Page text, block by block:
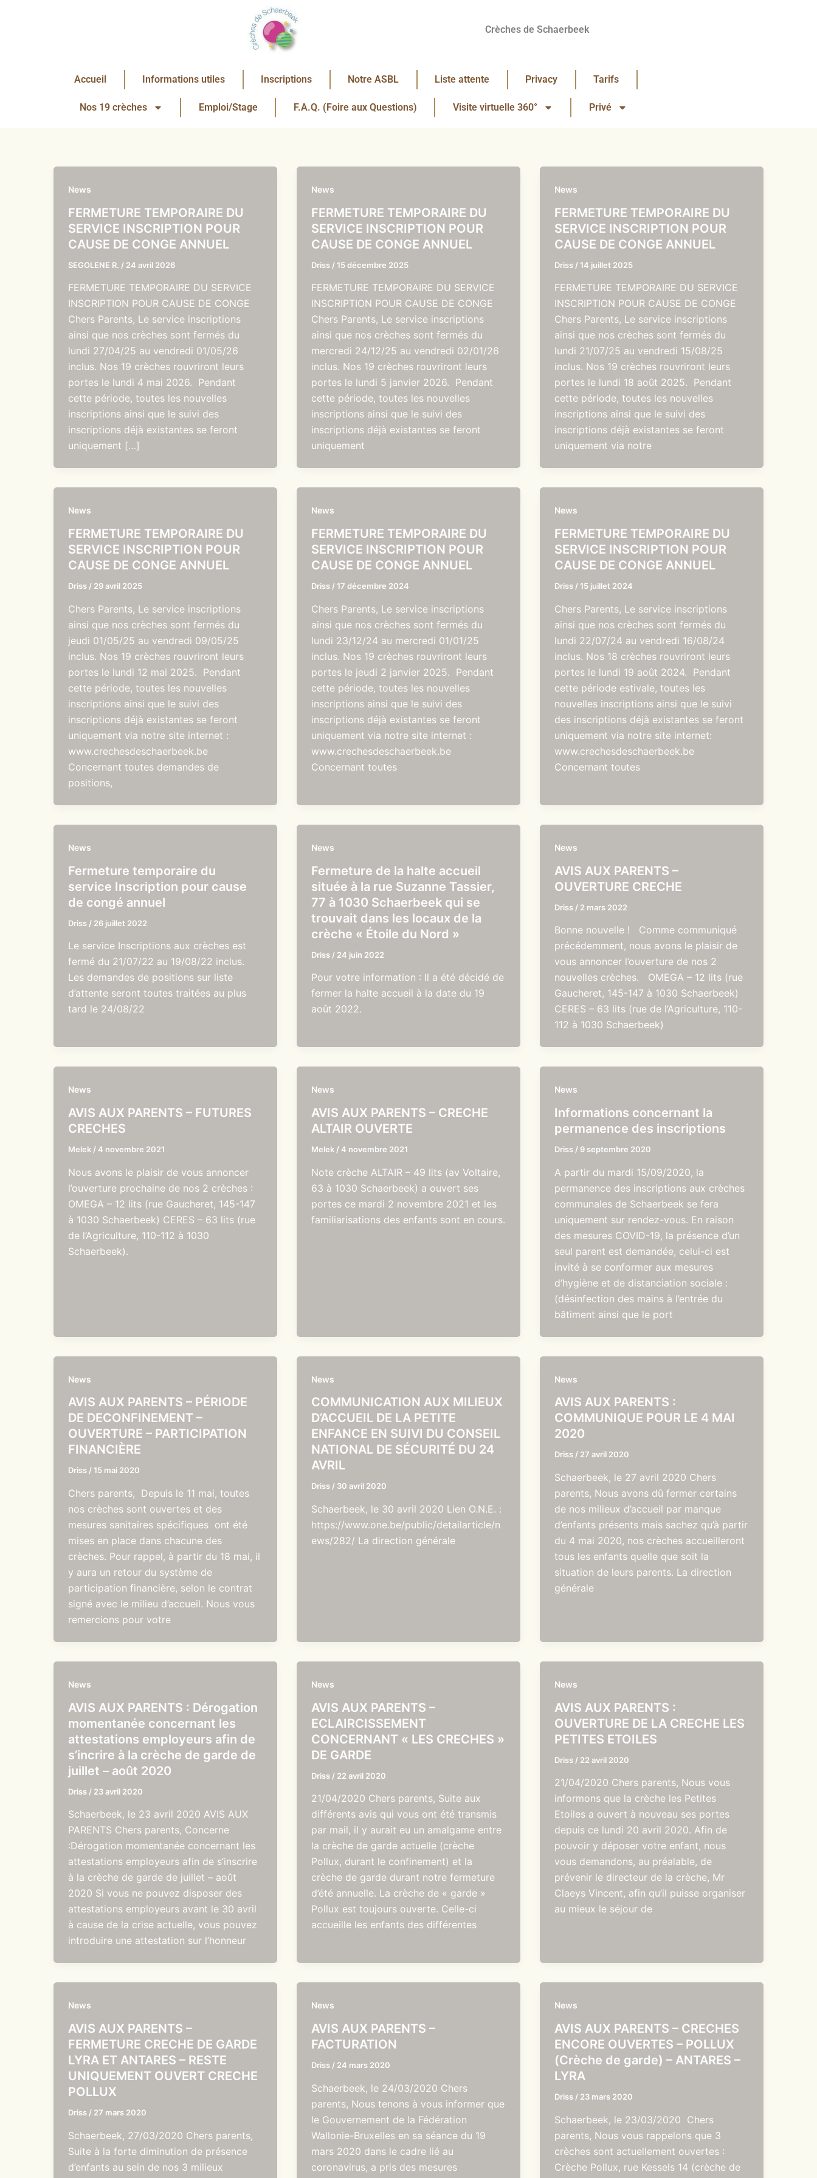
Crèches de Schaerbeek
Accueil Informations utiles Inscriptions Notre ASBL Liste attente Privacy Tarifs
Nos 19 crèches Emploi/Stage F.A.Q. (Foire aux Questions) Visite virtuelle 360° Privé
News
FERMETURE TEMPORAIRE DU
SERVICE INSCRIPTION POUR
CAUSE DE CONGE ANNUEL
SEGOLENE R. / 24 avril 2026
FERMETURE TEMPORAIRE DU SERVICE
INSCRIPTION POUR CAUSE DE CONGE
Chers Parents, Le service inscriptions
ainsi que nos crèches sont fermés du
lundi 27/04/25 au vendredi 01/05/26
inclus. Nos 19 crèches rouvriront leurs
portes le lundi 4 mai 2026. Pendant
cette période, toutes les nouvelles
inscriptions ainsi que le suivi des
inscriptions déjà existantes se feront
uniquement […]
News
FERMETURE TEMPORAIRE DU
SERVICE INSCRIPTION POUR
CAUSE DE CONGE ANNUEL
Driss / 15 décembre 2025
FERMETURE TEMPORAIRE DU SERVICE
INSCRIPTION POUR CAUSE DE CONGE
Chers Parents, Le service inscriptions
ainsi que nos crèches sont fermés du
mercredi 24/12/25 au vendredi 02/01/26
inclus. Nos 19 crèches rouvriront leurs
portes le lundi 5 janvier 2026. Pendant
cette période, toutes les nouvelles
inscriptions ainsi que le suivi des
inscriptions déjà existantes se feront
uniquement
News
FERMETURE TEMPORAIRE DU
SERVICE INSCRIPTION POUR
CAUSE DE CONGE ANNUEL
Driss / 14 juillet 2025
FERMETURE TEMPORAIRE DU SERVICE
INSCRIPTION POUR CAUSE DE CONGE
Chers Parents, Le service inscriptions
ainsi que nos crèches sont fermés du
lundi 21/07/25 au vendredi 15/08/25
inclus. Nos 19 crèches rouvriront leurs
portes le lundi 18 août 2025. Pendant
cette période, toutes les nouvelles
inscriptions ainsi que le suivi des
inscriptions déjà existantes se feront
uniquement via notre
News
FERMETURE TEMPORAIRE DU
SERVICE INSCRIPTION POUR
CAUSE DE CONGE ANNUEL
Driss / 29 avril 2025
Chers Parents, Le service inscriptions
ainsi que nos crèches sont fermés du
jeudi 01/05/25 au vendredi 09/05/25
inclus. Nos 19 crèches rouvriront leurs
portes le lundi 12 mai 2025. Pendant
cette période, toutes les nouvelles
inscriptions ainsi que le suivi des
inscriptions déjà existantes se feront
uniquement via notre site internet :
www.crechesdeschaerbeek.be
Concernant toutes demandes de
positions,
News
FERMETURE TEMPORAIRE DU
SERVICE INSCRIPTION POUR
CAUSE DE CONGE ANNUEL
Driss / 17 décembre 2024
Chers Parents, Le service inscriptions
ainsi que nos crèches sont fermés du
lundi 23/12/24 au mercredi 01/01/25
inclus. Nos 19 crèches rouvriront leurs
portes le jeudi 2 janvier 2025. Pendant
cette période, toutes les nouvelles
inscriptions ainsi que le suivi des
inscriptions déjà existantes se feront
uniquement via notre site internet :
www.crechesdeschaerbeek.be
Concernant toutes
News
FERMETURE TEMPORAIRE DU
SERVICE INSCRIPTION POUR
CAUSE DE CONGE ANNUEL
Driss / 15 juillet 2024
Chers Parents, Le service inscriptions
ainsi que nos crèches sont fermés du
lundi 22/07/24 au vendredi 16/08/24
inclus. Nos 18 crèches rouvriront leurs
portes le lundi 19 août 2024. Pendant
cette période estivale, toutes les
nouvelles inscriptions ainsi que le suivi
des inscriptions déjà existantes se feront
uniquement via notre site internet:
www.crechesdeschaerbeek.be
Concernant toutes
News
Fermeture temporaire du
service Inscription pour cause
de congé annuel
Driss / 26 juillet 2022
Le service Inscriptions aux crèches est
fermé du 21/07/22 au 19/08/22 inclus.
Les demandes de positions sur liste
d’attente seront toutes traitées au plus
tard le 24/08/22
News
Fermeture de la halte accueil
située à la rue Suzanne Tassier,
77 à 1030 Schaerbeek qui se
trouvait dans les locaux de la
crèche « Étoile du Nord »
Driss / 24 juin 2022
Pour votre information : Il a été décidé de
fermer la halte accueil à la date du 19
août 2022.
News
AVIS AUX PARENTS –
OUVERTURE CRECHE
Driss / 2 mars 2022
Bonne nouvelle ! Comme communiqué
précédemment, nous avons le plaisir de
vous annoncer l’ouverture de nos 2
nouvelles crèches. OMEGA – 12 lits (rue
Gaucheret, 145-147 à 1030 Schaerbeek)
CERES – 63 lits (rue de l’Agriculture, 110-
112 à 1030 Schaerbeek)
News
AVIS AUX PARENTS – FUTURES
CRECHES
Melek /4 novembre 2021
Nous avons le plaisir de vous annoncer
l’ouverture prochaine de nos 2 crèches :
OMEGA – 12 lits (rue Gaucheret, 145-147
à 1030 Schaerbeek) CERES – 63 lits (rue
de l’Agriculture, 110-112 à 1030
Schaerbeek).
News
AVIS AUX PARENTS – CRECHE
ALTAIR OUVERTE
Melek /4 novembre 2021
Note crèche ALTAIR – 49 lits (av Voltaire,
63 à 1030 Schaerbeek) a ouvert ses
portes ce mardi 2 novembre 2021 et les
familiarisations des enfants sont en cours.
News
Informations concernant la
permanence des inscriptions
Driss / 9 septembre 2020
A partir du mardi 15/09/2020, la
permanence des inscriptions aux crèches
communales de Schaerbeek se fera
uniquement sur rendez-vous. En raison
des mesures COVID-19, la présence d’un
seul parent est demandée, celui-ci est
invité à se conformer aux mesures
d’hygiène et de distanciation sociale :
(désinfection des mains à l’entrée du
bâtiment ainsi que le port
News
AVIS AUX PARENTS – PÉRIODE
DE DECONFINEMENT –
OUVERTURE – PARTICIPATION
FINANCIÈRE
Driss / 15 mai 2020
Chers parents, Depuis le 11 mai, toutes
nos crèches sont ouvertes et des
mesures sanitaires spécifiques ont été
mises en place dans chacune des
crèches. Pour rappel, à partir du 18 mai, il
y aura un retour du système de
participation financière, selon le contrat
signé avec le milieu d’accueil. Nous vous
remercions pour votre
News
COMMUNICATION AUX MILIEUX
D’ACCUEIL DE LA PETITE
ENFANCE EN SUIVI DU CONSEIL
NATIONAL DE SÉCURITÉ DU 24
AVRIL
Driss / 30 avril 2020
Schaerbeek, le 30 avril 2020 Lien O.N.E. :
https://www.one.be/public/detailarticle/n
ews/282/ La direction générale
News
AVIS AUX PARENTS :
COMMUNIQUE POUR LE 4 MAI
2020
Driss / 27 avril 2020
Schaerbeek, le 27 avril 2020 Chers
parents, Nous avons dû fermer certains
de nos milieux d’accueil par manque
d’enfants présents mais sachez qu’à partir
du 4 mai 2020, nos crèches accueilleront
tous les enfants quelle que soit la
situation de leurs parents. La direction
générale
News
AVIS AUX PARENTS : Dérogation
momentanée concernant les
attestations employeurs afin de
s’incrire à la crèche de garde de
juillet – août 2020
Driss / 23 avril 2020
Schaerbeek, le 23 avril 2020 AVIS AUX
PARENTS Chers parents, Concerne
:Dérogation momentanée concernant les
attestations employeurs afin de s’inscrire
à la crèche de garde de juillet – août
2020 Si vous ne pouvez disposer des
attestations employeurs avant le 30 avril
à cause de la crise actuelle, vous pouvez
introduire une attestation sur l’honneur
News
AVIS AUX PARENTS –
ECLAIRCISSEMENT
CONCERNANT « LES CRECHES »
DE GARDE
Driss / 22 avril 2020
21/04/2020 Chers parents, Suite aux
différents avis qui vous ont été transmis
par mail, il y aurait eu un amalgame entre
la crèche de garde actuelle (crèche
Pollux, durant le confinement) et la
crèche de garde durant notre fermeture
d’été annuelle. La crèche de « garde »
Pollux est toujours ouverte. Celle-ci
accueille les enfants des différentes
News
AVIS AUX PARENTS :
OUVERTURE DE LA CRECHE LES
PETITES ETOILES
Driss / 22 avril 2020
21/04/2020 Chers parents, Nous vous
informons que la crèche les Petites
Etoiles a ouvert à nouveau ses portes
depuis ce lundi 20 avril 2020. Afin de
pouvoir y déposer votre enfant, nous
vous demandons, au préalable, de
prévenir le directeur de la crèche, Mr
Claeys Vincent, afin qu’il puisse organiser
au mieux le séjour de
News
AVIS AUX PARENTS –
FERMETURE CRECHE DE GARDE
LYRA ET ANTARES – RESTE
UNIQUEMENT OUVERT CRECHE
POLLUX
Driss / 27 mars 2020
Schaerbeek, 27/03/2020 Chers parents,
Suite à la forte diminution de présence
d’enfants au sein de nos 3 milieux
News
AVIS AUX PARENTS –
FACTURATION
Driss / 24 mars 2020
Schaerbeek, le 24/03/2020 Chers
parents, Nous tenons à vous informer que
le Gouvernement de la Fédération
Wallonie-Bruxelles en sa séance du 19
mars 2020 dans le cadre lié au
coronavirus, a pris des mesures
News
AVIS AUX PARENTS – CRECHES
ENCORE OUVERTES – POLLUX
(Crèche de garde) – ANTARES –
LYRA
Driss / 23 mars 2020
Schaerbeek, le 23/03/2020 Chers
parents, Nous vous rappelons que 3
crèches sont actuellement ouvertes :
Crèche Pollux, rue Kessels 14 (crèche de